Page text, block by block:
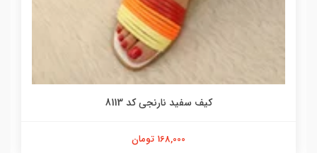
کیف سفید نارنجی کد 8113
168,000 تومان